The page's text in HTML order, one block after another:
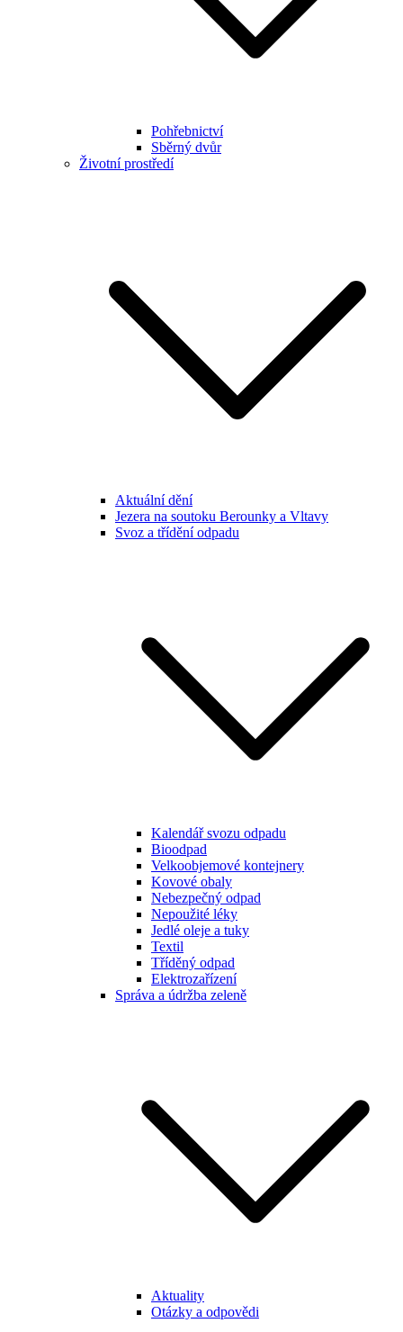
Pohřebnictví
Sběrný dvůr
Životní prostředí
Aktuální dění
Jezera na soutoku Berounky a Vltavy
Svoz a třídění odpadu
Kalendář svozu odpadu
Bioodpad
Velkoobjemové kontejnery
Kovové obaly
Nebezpečný odpad
Nepoužité léky
Jedlé oleje a tuky
Textil
Tříděný odpad
Elektrozařízení
Správa a údržba zeleně
Aktuality
Otázky a odpovědi